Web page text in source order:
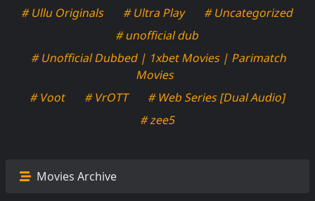
# Ullu Originals
# Ultra Play
# Uncategorized
# unofficial dub
# Unofficial Dubbed | 1xbet Movies | Parimatch
Movies
# Voot
# VrOTT
# Web Series [Dual Audio]
# zee5
Movies Archive